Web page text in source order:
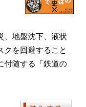
、地盤沈下、液状
クを回避すること
付随する「鉄道の